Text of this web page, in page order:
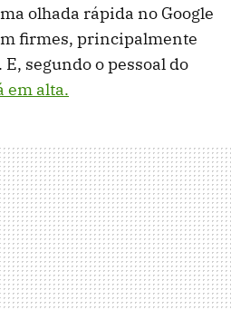
olhada rápida no Google
firmes, principalmente
segundo o pessoal do
em alta.